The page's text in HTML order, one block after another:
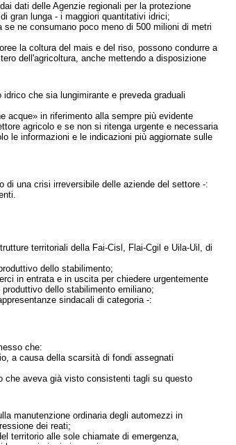
dati delle Agenzie regionali per la protezione
gran lunga - i maggiori quantitativi idrici;
ne consumano poco meno di 500 milioni di metri
la coltura del mais e del riso, possono condurre a
dell'agricoltura, anche mettendo a disposizione
che sia lungimirante e preveda graduali
acque» in riferimento alla sempre più evidente
agricolo e se non si ritenga urgente e necessaria
le informazioni e le indicazioni più aggiornate sulle
una crisi irreversibile delle aziende del settore -:
territoriali della Fai-Cisl, Flai-Cgil e Uila-Uil, di
dello stabilimento;
in entrata e in uscita per chiedere urgentemente
dello stabilimento emiliano;
sindacali di categoria -:
che:
a causa della scarsità di fondi assegnati
che aveva già visto consistenti tagli su questo
manutenzione ordinaria degli automezzi in
dei reati;
territorio alle sole chiamate di emergenza,